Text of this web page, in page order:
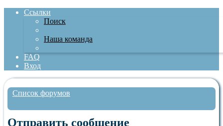
Ссылки
Поиск
Наша команда
FAQ
Вход
Список форумов
Отправить сообщение